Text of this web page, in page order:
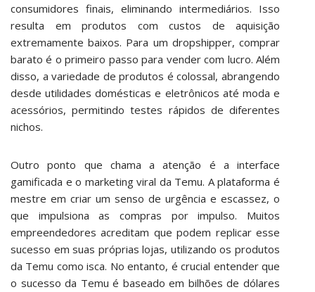
consumidores finais, eliminando intermediários. Isso
resulta em produtos com custos de aquisição
extremamente baixos. Para um dropshipper, comprar
barato é o primeiro passo para vender com lucro. Além
disso, a variedade de produtos é colossal, abrangendo
desde utilidades domésticas e eletrônicos até moda e
acessórios, permitindo testes rápidos de diferentes
nichos.
Outro ponto que chama a atenção é a interface
gamificada e o marketing viral da Temu. A plataforma é
mestre em criar um senso de urgência e escassez, o
que impulsiona as compras por impulso. Muitos
empreendedores acreditam que podem replicar esse
sucesso em suas próprias lojas, utilizando os produtos
da Temu como isca. No entanto, é crucial entender que
o sucesso da Temu é baseado em bilhões de dólares